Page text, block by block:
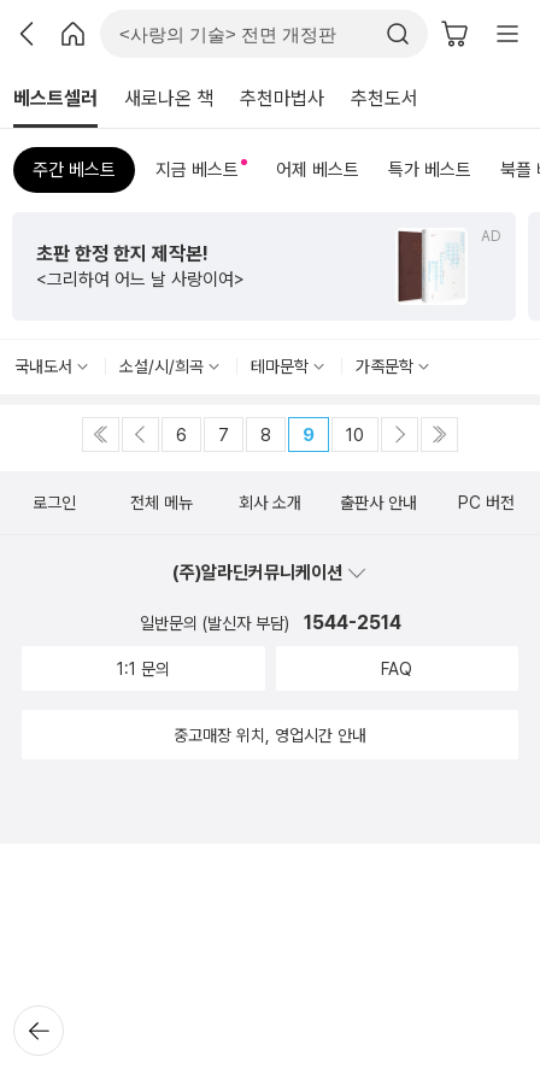
베스트셀러 새로나온 책 추천마법사 추천도서
주간 베스트 지금 베스트 어제 베스트 특가 베스트 북플
AD
초판 한정 한지 제작본!
<그리하여 어느 날 사랑이여>
국내도서 소설/시/희곡 테마문학 가족문학
6 7 8 9 10
뒤로가
기
로그인 전체 메뉴 회사 소개 출판사 안내 PC 버전
(주)알라딘커뮤니케이션
일반문의 (발신자 부담) 1544-2514
1:1 문의 FAQ
중고매장 위치, 영업시간 안내